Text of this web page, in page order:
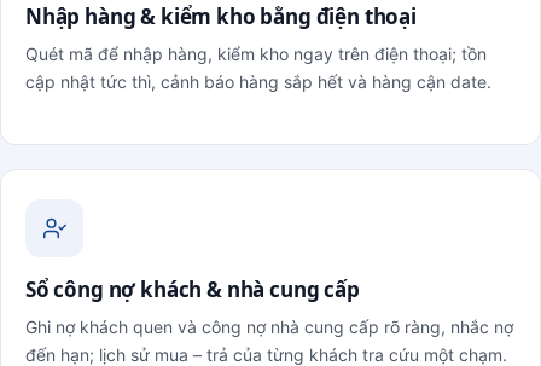
Nhập hàng & kiểm kho bằng điện thoại
Quét mã để nhập hàng, kiểm kho ngay trên điện thoại; tồn
cập nhật tức thì, cảnh báo hàng sắp hết và hàng cận date.
Sổ công nợ khách & nhà cung cấp
Ghi nợ khách quen và công nợ nhà cung cấp rõ ràng, nhắc nợ
đến hạn; lịch sử mua – trả của từng khách tra cứu một chạm.